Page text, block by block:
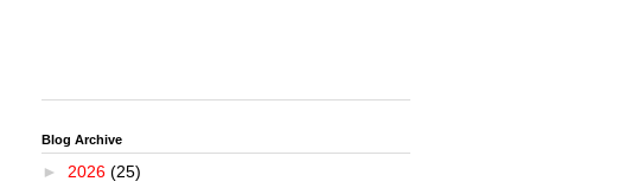
Blog Archive
► 2026 (25)